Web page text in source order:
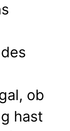
ob
hast